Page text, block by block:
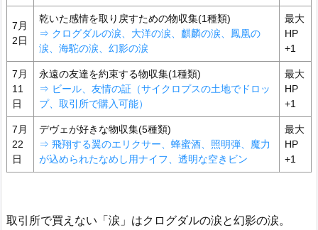
7月
2日
乾いた感情を取り戻すための物収集(1種類)
⇒ クログダルの涙、大洋の涙、麒麟の涙、鳳凰の
涙、海駝の涙、幻影の涙
最大
HP
+1
7月
11
日
永遠の友達を約束する物収集(1種類)
⇒ ビール、友情の証（サイクロプスの土地でドロッ
プ、取引所で購入可能）
最大
HP
+1
7月
22
日
デヴェが好きな物収集(5種類)
⇒ 飛翔する翼のエリクサー、蜂蜜酒、照明弾、魔力
が込められたなめし用ナイフ、透明な空きビン
最大
HP
+1
取引所で買えない「涙」はクログダルの涙と幻影の涙。